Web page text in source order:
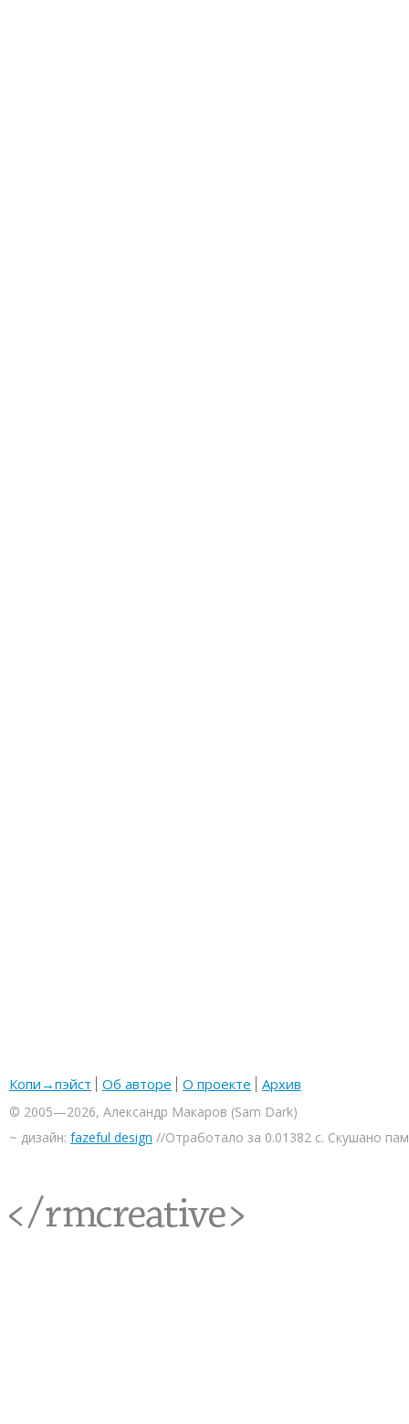
Копи→пэйст Об авторе О проекте Архив
© 2005—2026, Александр Макаров (Sam Dark)
~ дизайн: fazeful design //Отработало за 0.01382 с. Скушано
<rmcreative/>